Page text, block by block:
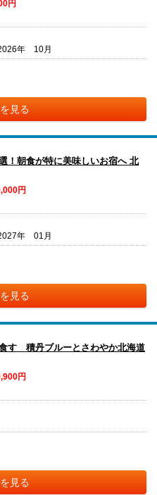
円
年 10月
見る
！朝食が特に美味しいお宿へ 北
円
年 01月
見る
す 積丹ブルーとさわやか北海道
円
見る